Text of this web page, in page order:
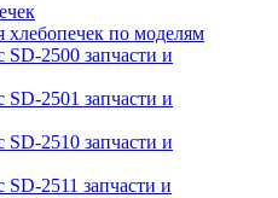
хлебопечек по моделям
SD-2500 запчасти и
SD-2501 запчасти и
SD-2510 запчасти и
SD-2511 запчасти и